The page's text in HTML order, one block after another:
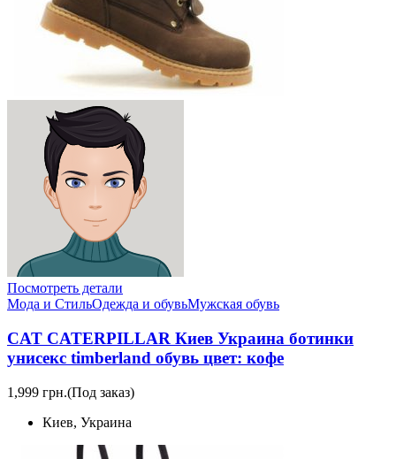
Посмотреть детали
Мода и СтильОдежда и обувьМужская обувь
CAT CATERPILLAR Киев Украина ботинки
унисекс timberland обувь цвет: кофе
1,999 грн.(Под заказ)
Киев, Украина